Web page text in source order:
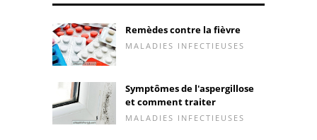
Remèdes contre la fièvre
MALADIES INFECTIEUSES
Symptômes de l'aspergillose
et comment traiter
MALADIES INFECTIEUSES